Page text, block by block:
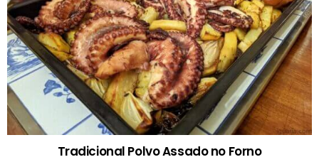
Tradicional Polvo Assado no Forno